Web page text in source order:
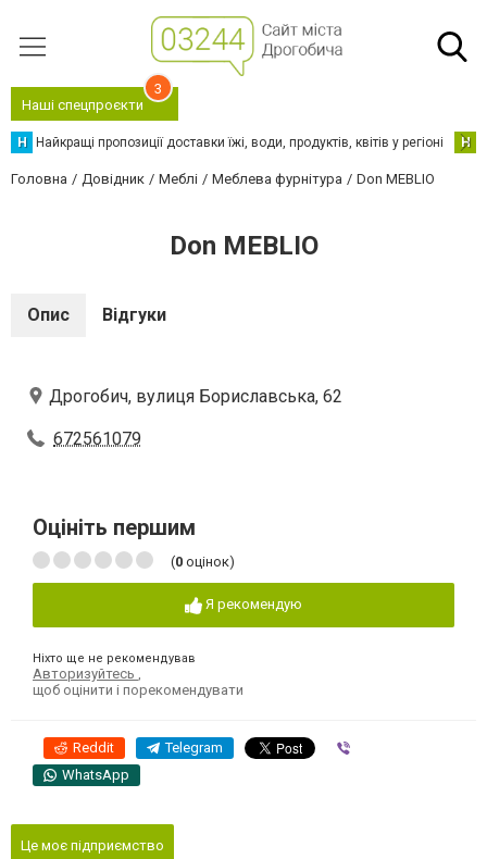
Наші спецпроєкти
3
Н Найкращі пропозиції доставки їжі, води, продуктів, квітів у регіоні Н
Головна Довідник Меблі Меблева фурнітура Don MEBLIO
Don MEBLIO
Опис Відгуки
Дрогобич, вулиця Бориславська, 62
672561079
Оцініть першим
(0 оцінок)
Я рекомендую
Ніхто ще не рекомендував
Авторизуйтесь
щоб оцінити і порекомендувати
Reddit Telegram
WhatsApp
Це моє підприємство